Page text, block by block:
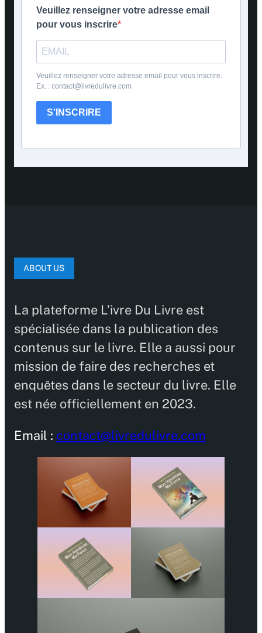
Veuillez renseigner votre adresse email
pour vous inscrire
Veuillez renseigner votre adresse email pour vous inscrire.
Ex. : contact@livredulivre.com
S'INSCRIRE
ABOUT US
La plateforme L’ivre Du Livre est
spécialisée dans la publication des
contenus sur le livre. Elle a aussi pour
mission de faire des recherches et
enquêtes dans le secteur du livre. Elle
est née officiellement en 2023.
Email : contact@livredulivre.com